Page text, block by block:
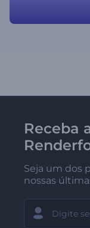
que você deseja. A
Receba
Seja um dos
nossas